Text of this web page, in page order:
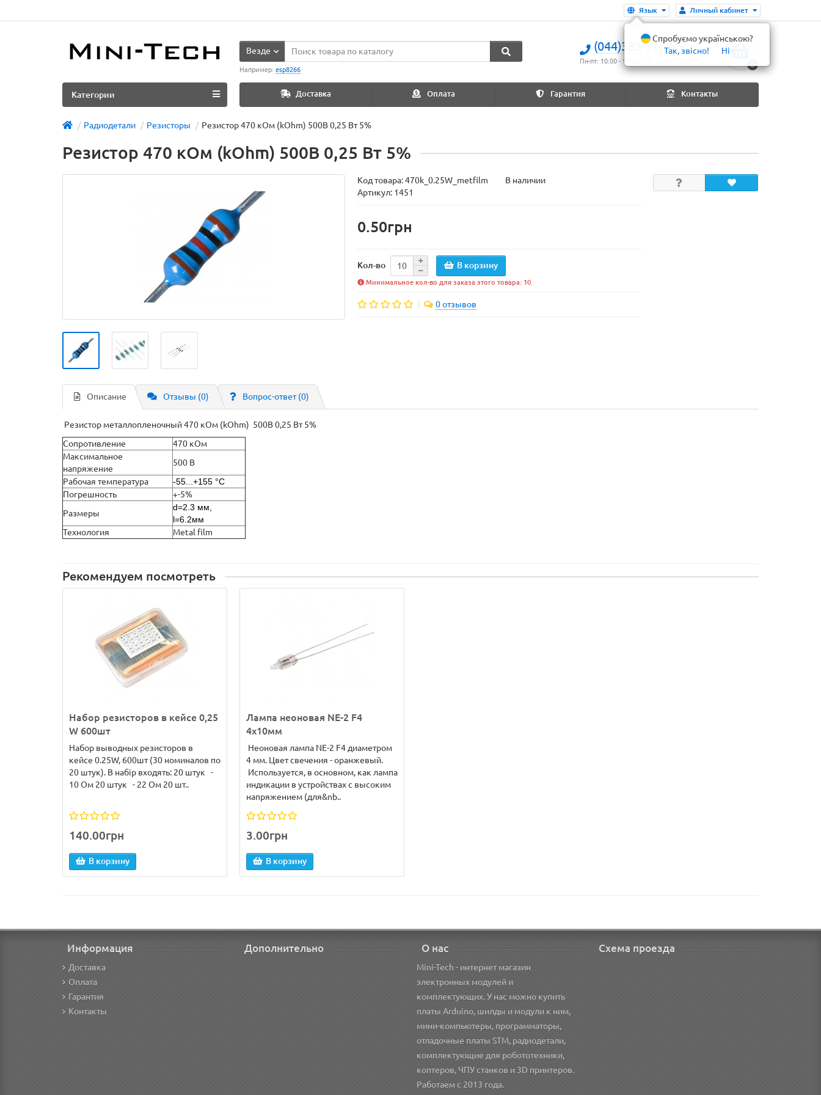
Личный кабинет
Язык
(044)383-37-25
Пн-пт: 10:00 - 17:00. Сб: 10:00 - 16:00 0
Везде
Например: esp8266
Доставка Оплата Гарантия Контакты
Категории
Радиодетали Резисторы Резистор 470 кОм (kOhm) 500В 0,25 Вт 5%
Резистор 470 кОм (kOhm) 500В 0,25 Вт 5%
Код товара:470k_0.25W_metfilm
В наличии
Артикул: 1451
0.50грн
Кол-во В корзину
Минимальное кол-во для заказа этого товара: 10.
0 отзывов
Описание Отзывы (0) Вопрос-ответ(0)
Резистор металлопленочный 470 кОм (kOhm) 500В 0,25 Вт 5%
Сопротивление
470 кОм
Максимальное
напряжение
500 В
Рабочая температура
-55...+155 °С
Погрешность
+-5%
Размеры
d=2.3 мм,
l=6.2мм
Технология
Metal film
Рекомендуем посмотреть
Набор резисторов в кейсе 0,25
W 600шт
Набор выводных резисторов в
кейсе 0.25W, 600шт (30 номиналов по
20 штук). В набір входять: 20 штук -
10 Ом 20 штук - 22 Ом 20 шт..
140.00грн
В корзину
Лампа неоновая NE-2 F4
4x10мм
Неоновая лампа NE-2 F4 диаметром
4 мм. Цвет свечения - оранжевый.
Используется, в основном, как лампа
индикации в устройствах с высоким
напряжением (для&nb..
3.00грн
В корзину
Информация
Доставка
Оплата
Гарантия
Контакты
Дополнительно О нас
Mini-Tech - интернет магазин
электронных модулей и
комплектующих. У нас можно купить
платы Arduino, шилды и модули к ним,
мини-компьютеры, программаторы,
отладочные платы STM, радиодетали,
комплектующие для робототехники,
коптеров, ЧПУ станков и 3D принтеров.
Работаем с 2013 года.
Схема проезда
Спробуємо українською?
Так, звісно!
Ні